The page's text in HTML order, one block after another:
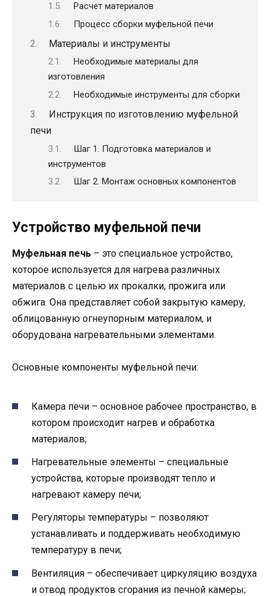
Расчет материалов
Процесс сборки муфельной печи
Материалы и инструменты
Необходимые материалы для
изготовления
Необходимые инструменты для сборки
Инструкция по изготовлению муфельной
печи
Шаг 1. Подготовка материалов и
инструментов
Шаг 2. Монтаж основных компонентов
Устройство муфельной печи
Муфельная печь – это специальное устройство,
которое используется для нагрева различных
материалов с целью их прокалки, прожига или
обжига. Она представляет собой закрытую камеру,
облицованную огнеупорным материалом, и
оборудована нагревательными элементами.
Основные компоненты муфельной печи:
Камера печи – основное рабочее пространство, в
котором происходит нагрев и обработка
материалов;
Нагревательные элементы – специальные
устройства, которые производят тепло и
нагревают камеру печи;
Регуляторы температуры – позволяют
устанавливать и поддерживать необходимую
температуру в печи;
Вентиляция – обеспечивает циркуляцию воздуха
и отвод продуктов сгорания из печной камеры;